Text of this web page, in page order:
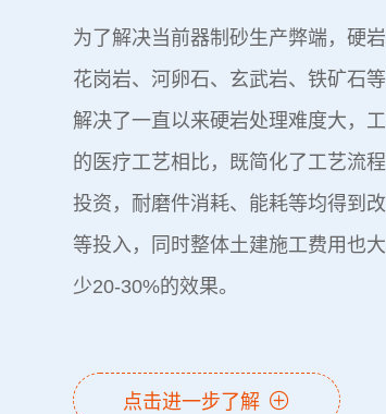
为了解决当前器制砂生产弊端，硬
花岗岩、河卵石、玄武岩、铁矿石
解决了一直以来硬岩处理难度大，
的医疗工艺相比，既简化了工艺流
投资，耐磨件消耗、能耗等均得到
等投入，同时整体土建施工费用也
少20-30%的效果。
点击进一步了解